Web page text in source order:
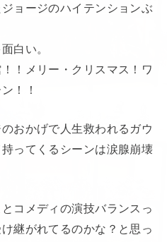
ョージのハイテンションぶ
白い。
！メリー・クリスマス！ワ
！！
おかげで人生救われるガウ
ってくるシーンは涙腺崩壊
コメディの演技バランスっ
継がれてるのかな？と思っ